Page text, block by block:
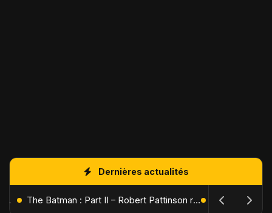
Dernières actualités
L'Âge de Glace : Le Réveil du Volcan – Manny, Sid et Diego de retour pour une aventure explosive The Batman : Part II – Robert Pattinson replonge dans les ténèbres de Gotham dès octobre 2027